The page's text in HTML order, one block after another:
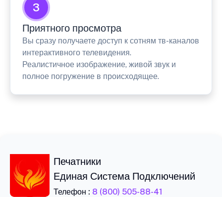
3
Приятного просмотра
Вы сразу получаете доступ к сотням тв-каналов
интерактивного телевидения.
Реалистичное изображение, живой звук и
полное погружение в происходящее.
Печатники
Единая Система Подключений
Телефон : 8 (800) 505-88-41